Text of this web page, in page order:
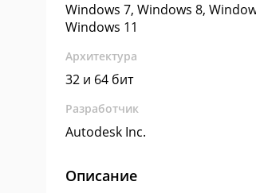
Windows 7, Windows 8,
Windows 11
Архитектура
32 и 64 бит
Разработчик
Autodesk Inc.
Описание